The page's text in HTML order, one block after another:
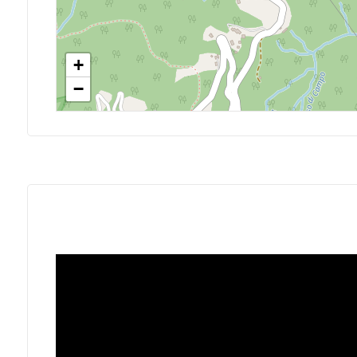
+
−
Giardino
Posto auto/Box
Balcone/Terrazzo